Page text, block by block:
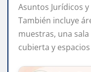
Asuntos Jurídicos
También incluye
muestras, una
cubierta y